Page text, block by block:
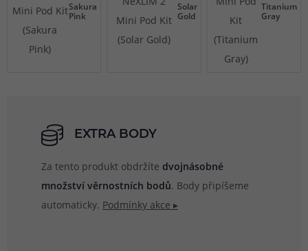
Sakura
Pink
Solar
Gold
Titanium
Gray
EXTRA BODY
Za tento produkt obdržíte dvojnásobné
množství věrnostních bodů. Body připíšeme
automaticky. Podmínky akce ▸